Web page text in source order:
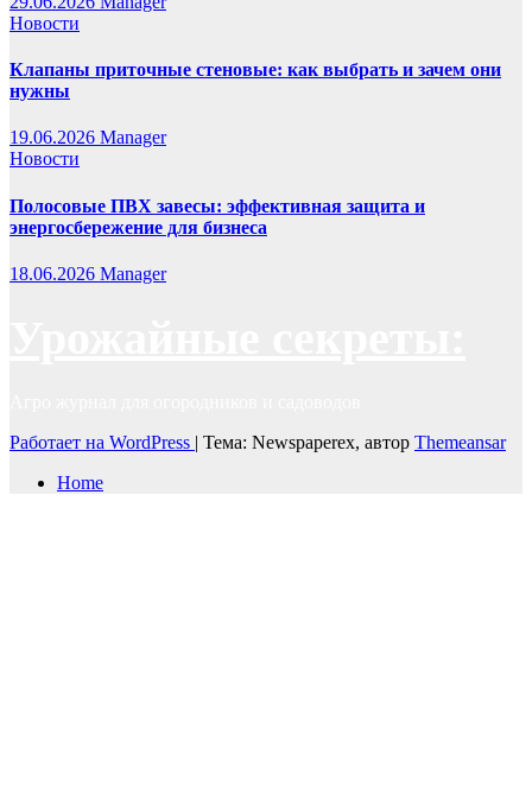
Новости
Клапаны приточные стеновые: как выбрать и зачем они
нужны
19.06.2026 Manager
Новости
Полосовые ПВХ завесы: эффективная защита и
энергосбережение для бизнеса
18.06.2026 Manager
Работает на WordPress | Тема: Newspaperex, автор Themeansar
Home